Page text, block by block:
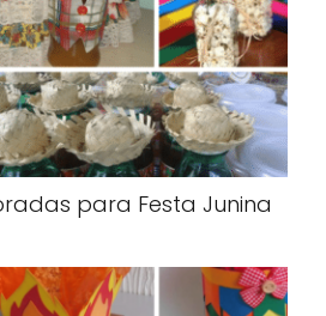
para Festa Junina